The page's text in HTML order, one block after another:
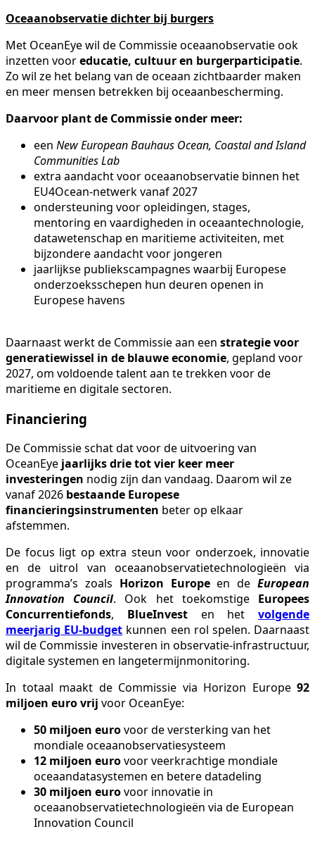
Oceaanobservatie dichter bij burgers
Met OceanEye wil de Commissie oceaanobservatie ook
inzetten vooreducatie, cultuur en burgerparticipatie.
Zo wil ze het belang van de oceaan zichtbaarder maken
en meer mensen betrekken bij oceaanbescherming.
Daarvoor plant de Commissie onder meer:
een New European Bauhaus Ocean, Coastal and Island
Communities Lab
extra aandacht voor oceaanobservatie binnen het
EU4Ocean-netwerk vanaf 2027
ondersteuning voor opleidingen, stages,
mentoring en vaardigheden in oceaantechnologie,
datawetenschap en maritieme activiteiten, met
bijzondere aandacht voor jongeren
jaarlijkse publiekscampagnes waarbij Europese
onderzoeksschepen hun deuren openen in
Europese havens
Daarnaast werkt de Commissie aan een strategie voor
generatiewissel in de blauwe economie, gepland voor
2027, om voldoende talent aan te trekken voor de
maritieme en digitale sectoren.
Financiering
De Commissie schat dat voor de uitvoering van
OceanEye jaarlijks drie tot vier keer meer
investeringen nodig zijn dan vandaag. Daarom wil ze
vanaf 2026 bestaande Europese
financieringsinstrumenten beter op elkaar
afstemmen.
De focus ligt op extra steun voor onderzoek, innovatie
en de uitrol van oceaanobservatietechnologieën via
programma’s zoals Horizon Europeen deEuropean
Innovation Council. Ook het toekomstigeEuropees
Concurrentiefonds, BlueInvesten het volgende
meerjarig EU-budget kunnen een rol spelen. Daarnaast
wil de Commissie investeren in observatie-infrastructuur,
digitale systemen en langetermijnmonitoring.
In totaal maakt de Commissie via Horizon Europe92
miljoen euro vrij voor OceanEye:
50 miljoen eurovoor de versterking van het
mondiale oceaanobservatiesysteem
12 miljoen eurovoor veerkrachtige mondiale
oceaandatasystemen en betere datadeling
30 miljoen eurovoor innovatie in
oceaanobservatietechnologieën via de European
Innovation Council